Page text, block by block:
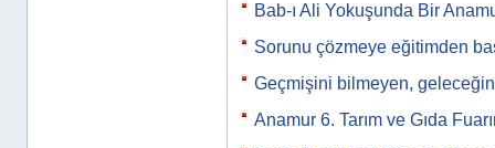
Bab-ı Ali Yokuşunda Bir
Sorunu çözmeye eğitimden
Geçmişini bilmeyen,
Anamur 6. Tarım ve Gıda